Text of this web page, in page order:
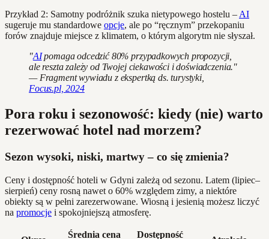
Przykład 2: Samotny podróżnik szuka nietypowego hostelu –AI
sugeruje mu standardowe opcje, ale po “ręcznym” przekopaniu
forów znajduje miejsce z klimatem, o którym algorytm nie słyszał.
"AIpomaga odcedzić 80% przypadkowych propozycji,
ale reszta zależy od Twojej ciekawości i doświadczenia."
— Fragment wywiadu z ekspertką ds. turystyki,
Focus.pl, 2024
Pora roku i sezonowość: kiedy (nie) warto
rezerwować hotel nad morzem?
Sezon wysoki, niski, martwy – co się zmienia?
Ceny i dostępność hoteli w Gdyni zależą od sezonu. Latem (lipiec–
sierpień) ceny rosną nawet o 60% względem zimy, a niektóre
obiekty są w pełni zarezerwowane. Wiosną i jesienią możesz liczyć
na promocje i spokojniejszą atmosferę.
Średnia cena
Dostępność